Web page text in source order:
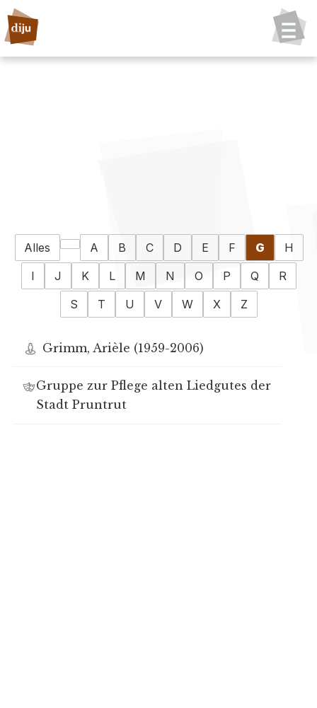
Alles A B C D E F G
H
I
J K L M N O P Q
R
S
T U V W X Z
Grimm, Arièle (1959-2006)
Gruppe zur Pflege alten Liedgutes der
Stadt Pruntrut